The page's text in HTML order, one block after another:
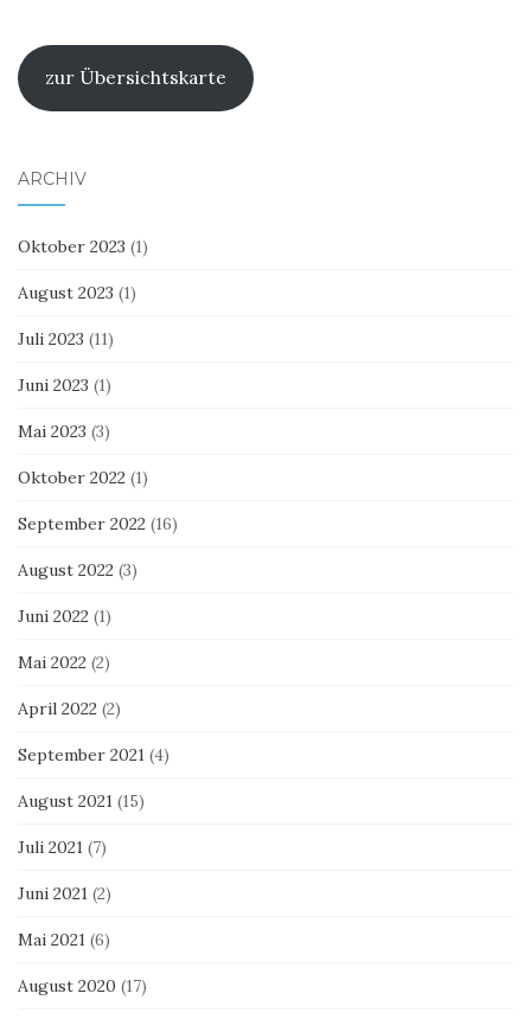
zur Übersichtskarte
ARCHIV
Oktober 2023 (1)
August 2023 (1)
Juli 2023 (11)
Juni 2023 (1)
Mai 2023 (3)
Oktober 2022 (1)
September 2022 (16)
August 2022 (3)
Juni 2022 (1)
Mai 2022 (2)
April 2022 (2)
September 2021 (4)
August 2021 (15)
Juli 2021 (7)
Juni 2021 (2)
Mai 2021 (6)
August 2020 (17)